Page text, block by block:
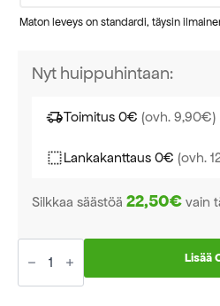
Maton leveys on standardi, täysin
Nyt huippuhintaan:
Toimitus 0€ (ovh. 9,90€)
Lankakanttaus 0€ (ovh.
Silkkaa säästöä 22,50€ vain
Sancho
lead-
käytävämatto
Lisää